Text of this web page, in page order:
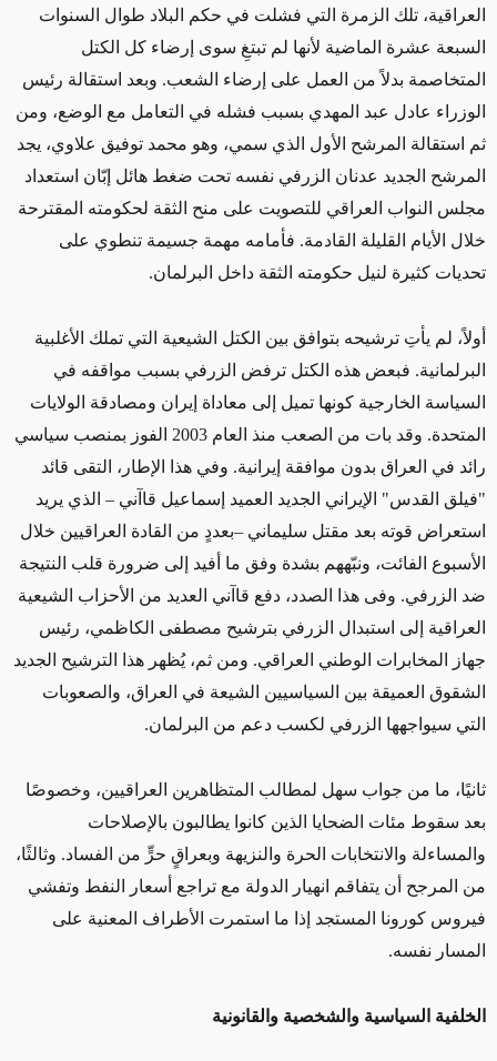
العراقية، تلك الزمرة التي فشلت في حكم البلاد طوال السنوات
السبعة عشرة الماضية لأنها لم تبتغِ سوى إرضاء كل الكتل
المتخاصمة بدلاً من العمل على إرضاء الشعب. وبعد استقالة رئيس
الوزراء عادل عبد المهدي بسبب فشله في التعامل مع الوضع، ومن
ثم استقالة المرشح الأول الذي سمي، وهو محمد توفيق علاوي، يجد
المرشح الجديد عدنان الزرفي نفسه تحت ضغط هائل إبّان استعداد
مجلس النواب العراقي للتصويت على منح الثقة لحكومته المقترحة
خلال الأيام القليلة القادمة. فأمامه مهمة جسيمة تنطوي على
تحديات كثيرة لنيل حكومته الثقة داخل البرلمان.
أولاً، لم يأتِ ترشيحه بتوافق بين الكتل الشيعية التي تملك الأغلبية
البرلمانية. فبعض هذه الكتل ترفض الزرفي بسبب مواقفه في
السياسة الخارجية كونها تميل إلى معاداة إيران ومصادقة الولايات
المتحدة. وقد بات من الصعب منذ العام 2003 الفوز بمنصب سياسي
رائد في العراق بدون موافقة إيرانية. وفي هذا الإطار، التقى قائد
"فيلق القدس" الإيراني الجديد العميد إسماعيل قاآني – الذي يريد
استعراض قوته بعد مقتل سليماني –بعددٍ من القادة العراقيين خلال
الأسبوع الفائت، ونبّههم بشدة وفق ما أفيد إلى ضرورة قلب النتيجة
ضد الزرفي. وفى هذا الصدد، دفع قاآني العديد من الأحزاب الشيعية
العراقية إلى استبدال الزرفي بترشيح مصطفى الكاظمي، رئيس
جهاز المخابرات الوطني العراقي. ومن ثم، يُظهر هذا الترشيح الجديد
الشقوق العميقة بين السياسيين الشيعة في العراق، والصعوبات
التي سيواجهها الزرفي لكسب دعم من البرلمان.
ثانيًا، ما من جواب سهل لمطالب المتظاهرين العراقيين، وخصوصًا
بعد سقوط مئات الضحايا الذين كانوا يطالبون بالإصلاحات
والمساءلة والانتخابات الحرة والنزيهة وبعراقٍ حرٍّ من الفساد. وثالثًا،
من المرجح أن يتفاقم انهيار الدولة مع تراجع أسعار النفط وتفشي
فيروس كورونا المستجد إذا ما استمرت الأطراف المعنية على
المسار نفسه.
الخلفية السياسية والشخصية والقانونية